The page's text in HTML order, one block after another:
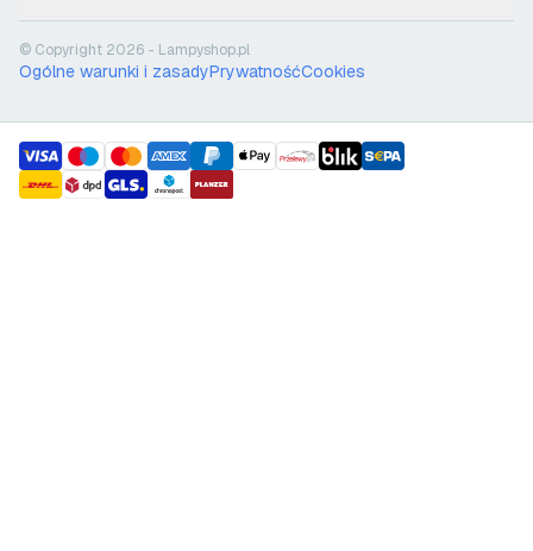
© Copyright 2026 - Lampyshop.pl
Ogólne warunki i zasadyPrywatnośćCookies
payment methods
shipment methods